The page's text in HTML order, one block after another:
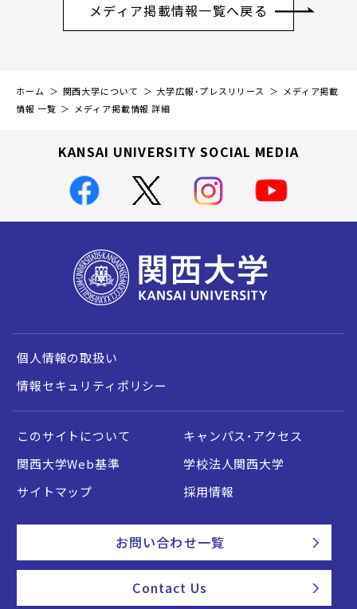
メディア掲載情報一覧へ戻る
ホーム 関西大学について 大学広報・プレスリリース
メディア掲載
情報 一覧
メディア掲載情報 詳細
KANSAI UNIVERSITY SOCIAL MEDIA
個人情報の取扱い
情報セキュリティポリシー
このサイトについて
キャンパス・アクセス
関西大学Web基準
学校法人関西大学
サイトマップ
採用情報
お問い合わせ一覧
Contact Us